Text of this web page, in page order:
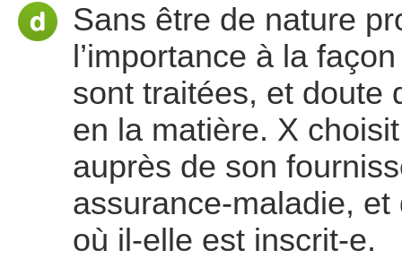
Sans être de nature
l’importance à la
sont traitées, et doute
en la matière. X
auprès de son
assurance-maladie, et
où il-elle est inscrit-e.